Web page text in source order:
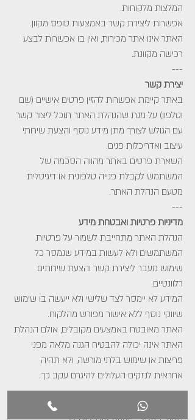
המלצות מלקוחות.
אפשרות ליצירת קשר באמצעות טופס מקוון.
האתר אינו אתר מכירות, ואין בו אפשרות לבצע
רכישה מקוונת.
---
יצירת קשר
באתר קיימת אפשרות להזין פרטים אישיים (שם
וטלפון) על מנת שהנהלת האתר תוכל ליצור קשר
עם הגולש לצורך מתן מידע נוסף והצעת שירותי
עיצוב ואדריכלות פנים.
השארת פרטים באתר מהווה הסכמה של
המשתמש לקבלת פנייה טלפונית או דיגיטלית
מטעם הנהלת האתר.
---
מדיניות פרטיות ואבטחת מידע
הנהלת האתר מתחייבת לשמור על פרטיות
המשתמשים ולא לעשות במידע שנמסר כל
שימוש מעבר ליצירת קשר והצעת שירותים
רלוונטיים.
המידע לא יימסר לצד שלישי ולא ייעשה בו שימוש
שיווקי נוסף ללא אישור מפורש מהלקוח.
האתר מאובטח באמצעים מקובלים, אולם הנהלת
האתר אינה יכולה להבטיח הגנה מלאה מפני
פריצות או שימוש בלתי מורשה, ולא תהיה
אחראית לנזקים העלולים להיגרם עקב כך.
---